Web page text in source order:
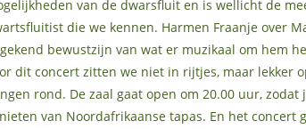
van de dwarsfluit en is wellicht de
die we kennen. Harmen Fraanje over
bewustzijn van wat er muzikaal om hem
dit concert zitten we niet in rijtjes, maar lekker
rond. De zaal gaat open om 20.00 uur, zodat
van Noordafrikaanse tapas. En het concert